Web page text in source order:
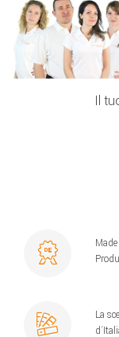
Il
La